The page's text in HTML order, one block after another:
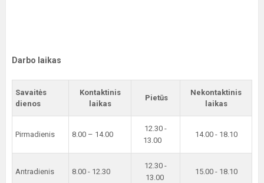
Darbo laikas
Savaitės
dienos
Kontaktinis
laikas
Pietūs
Nekontaktinis
laikas
Pirmadienis 8.00 – 14.00
12.30 -
13.00
14.00 - 18.10
Antradienis 8.00 - 12.30
12.30 -
13.00
15.00 - 18.10